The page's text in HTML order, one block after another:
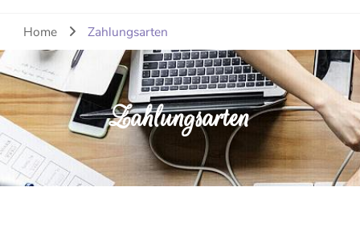
Es befinden sich keine Produkte im Warenkorb.
Home Zahlungsarten
Zahlungsarten